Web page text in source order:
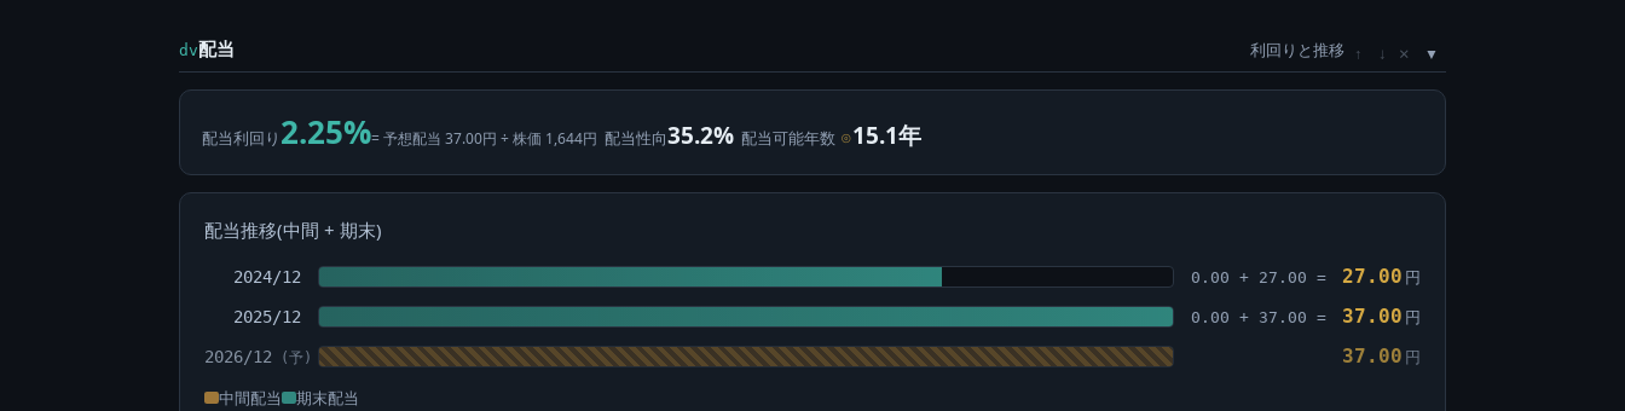
dv配当 利回りと推移 ↑ ↓ ×
配当利回り 2.25%= 予想配当 37.00円 ÷ 株価 1,644円 配当性向35.2% 配当可能年数 ⊙15.1年
配当推移(中間 + 期末)
2024/12 0.00 + 27.00 = 27.00 円
2025/12 0.00 + 37.00 = 37.00 円
2026/12 37.00 円
中間配当 期末配当